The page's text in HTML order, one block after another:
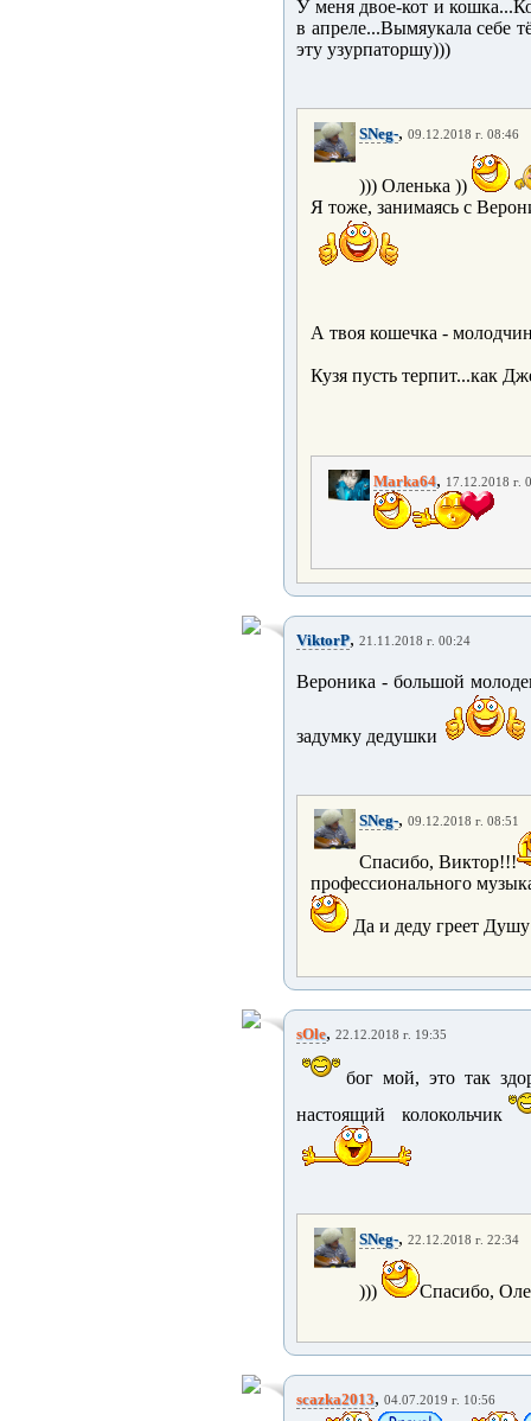
У меня двое-кот и
в апреле...Вымяукала себе
эту узурпаторшу)))
SNeg-, 09.12.2018 г. 08:46
))) Оленька ))
Я тоже, занимаясь с
А твоя кошечка -
Кузя пусть терпит...как
Marka64, 17.12.2018 г.
ViktorP, 21.11.2018 г. 00:24
Вероника - большой
задумку дедушки
SNeg-, 09.12.2018 г. 08:51
Спасибо, Виктор!!!
профессионального
Да и деду греет
sOle, 22.12.2018 г. 19:35
бог мой, это так
настоящий колокольчик
SNeg-, 22.12.2018 г. 22:34
))) Спасибо,
scazka2013, 04.07.2019 г. 10:56